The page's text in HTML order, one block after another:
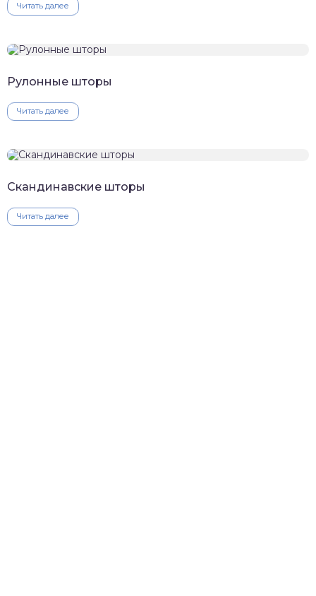
Читать далее
Рулонные шторы
Читать далее
Скандинавские шторы
Читать далее